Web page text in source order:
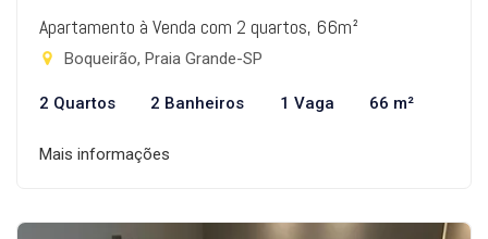
Apartamento à Venda com 2 quartos, 66m²
Boqueirão, Praia Grande-SP
2 Quartos 2 Banheiros 1 Vaga 66 m²
Mais informações